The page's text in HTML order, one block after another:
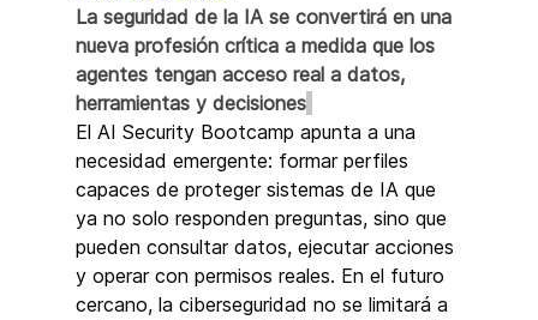
La seguridad de la IA se convertirá en una
nueva profesión crítica a medida que los
agentes tengan acceso real a datos,
herramientas y decisiones
El AI Security Bootcamp apunta a una
necesidad emergente: formar perfiles
capaces de proteger sistemas de IA que
ya no solo responden preguntas, sino que
pueden consultar datos, ejecutar acciones
y operar con permisos reales. En el futuro
cercano, la ciberseguridad no se limitará a